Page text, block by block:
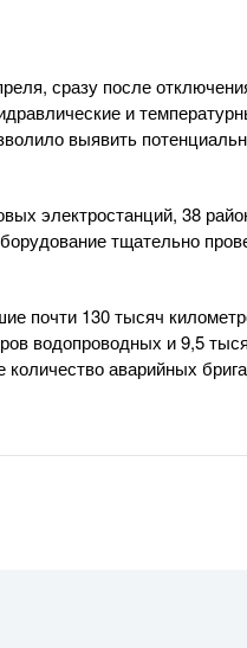
сразу после
и
выявить
электростанций, 38
тщательно
почти 130 тысяч
водопроводных и 9,5
аварийных